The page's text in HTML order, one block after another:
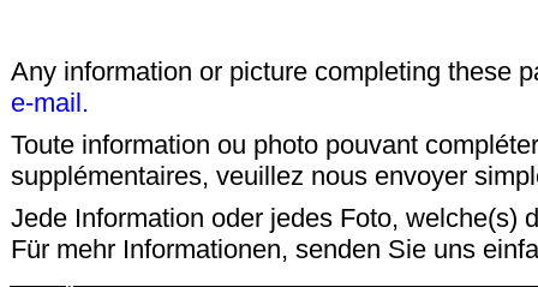
Any information or picture completing these
e-mail.
Toute information ou photo pouvant
supplémentaires, veuillez nous envoyer
Jede Information oder jedes Foto, welche(s)
Für mehr Informationen, senden Sie uns